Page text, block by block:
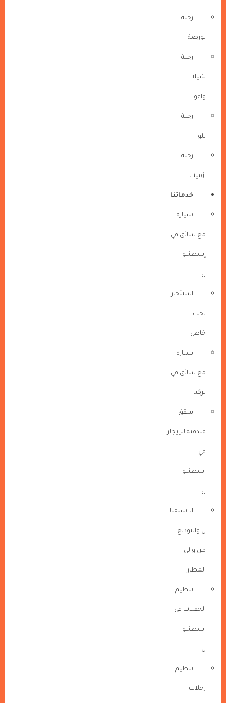
رحلة
بورصة
رحلة
شيلا
واغوا
رحلة
يلوا
رحلة
ازميت
خدماتنا
سيارة
مع سائق في
إسطنبو
ل
استئجار
يخت
خاص
سيارة
مع سائق في
تركيا
شقق
فندقية للإيجار
في
اسطنبو
ل
الاستقبا
ل والتوديع
من والى
المطار
تنظيم
الحفلات في
اسطنبو
ل
تنظيم
رحلات